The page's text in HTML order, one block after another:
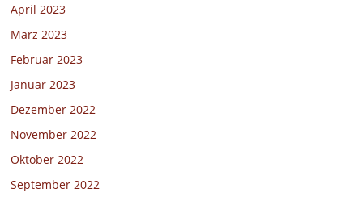
April 2023
März 2023
Februar 2023
Januar 2023
Dezember 2022
November 2022
Oktober 2022
September 2022